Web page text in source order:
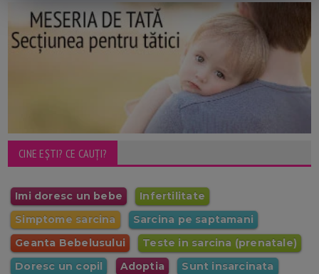
CINE EȘTI? CE CAUȚI?
Imi doresc un bebe
Infertilitate
Simptome sarcina
Sarcina pe saptamani
Geanta Bebelusului
Teste in sarcina (prenatale)
Doresc un copil
Adoptia
Sunt insarcinata